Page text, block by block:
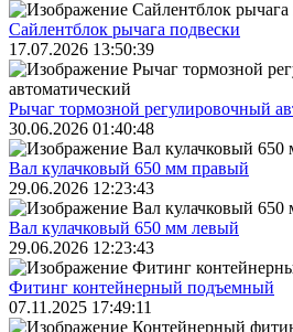
Сайлентблок рычага подвески
17.07.2026 13:50:39
Рычаг тормозной регулировочный
30.06.2026 01:40:48
Вал кулачковый 650 мм правый
29.06.2026 12:23:43
Вал кулачковый 650 мм левый
29.06.2026 12:23:43
Фитинг контейнерный подъемный
07.11.2025 17:49:11